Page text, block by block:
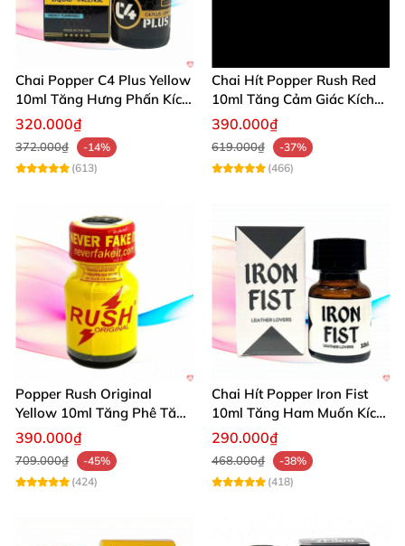
Chai Popper C4 Plus Yellow
10ml Tăng Hưng Phấn Kích
Thích Mạnh
320.000₫
372.000₫
-14%
(613)
Chai Hít Popper Rush Red
10ml Tăng Cảm Giác Kích
Thích Mạnh
390.000₫
619.000₫
-37%
(466)
Popper Rush Original
Yellow 10ml Tăng Phê Tăng
Kích Thích
390.000₫
709.000₫
-45%
(424)
Chai Hít Popper Iron Fist
10ml Tăng Ham Muốn Kích
Thích Mạnh
290.000₫
468.000₫
-38%
(418)